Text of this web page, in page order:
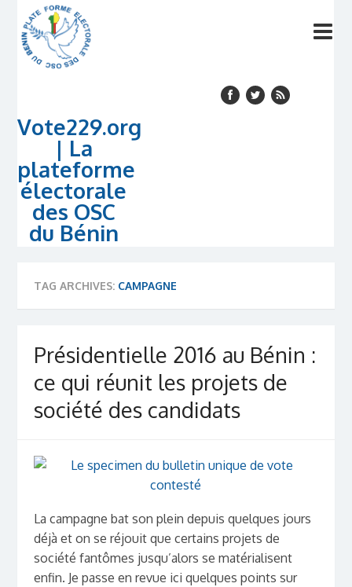
Vote229.org
| La
plateforme
électorale
des OSC
du Bénin
TAG ARCHIVES: CAMPAGNE
Présidentielle 2016 au Bénin :
ce qui réunit les projets de
société des candidats
La campagne bat son plein depuis quelques jours
déjà et on se réjouit que certains projets de
société fantômes jusqu’alors se matérialisent
enfin. Je passe en revue ici quelques points sur